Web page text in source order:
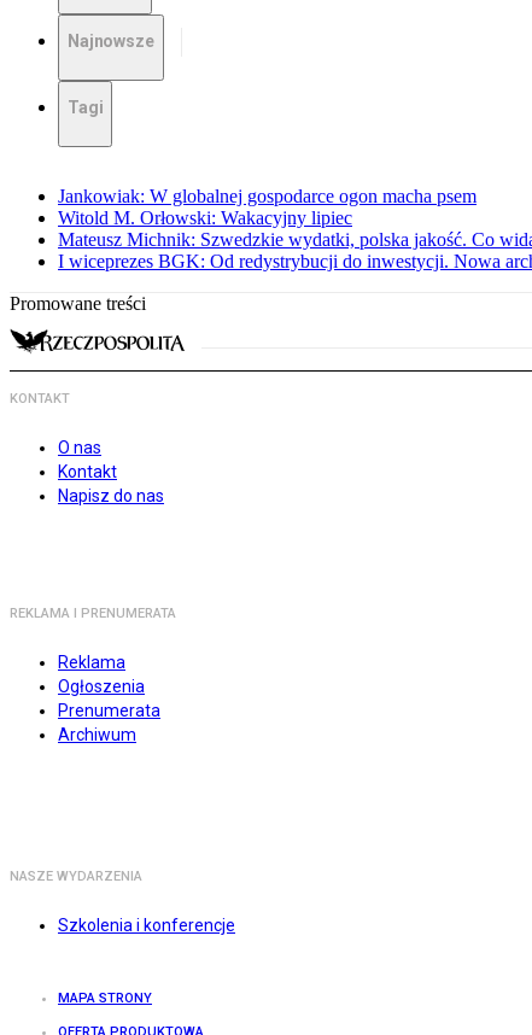
Najnowsze
Tagi
Jankowiak: W globalnej gospodarce ogon macha psem
Witold M. Orłowski: Wakacyjny lipiec
Mateusz Michnik: Szwedzkie wydatki, polska jakość. Co
I wiceprezes BGK: Od redystrybucji do inwestycji. Nowa
Promowane treści
KONTAKT
O nas
Kontakt
Napisz do nas
REKLAMA I PRENUMERATA
Reklama
Ogłoszenia
Prenumerata
Archiwum
NASZE WYDARZENIA
Szkolenia i konferencje
MAPA STRONY